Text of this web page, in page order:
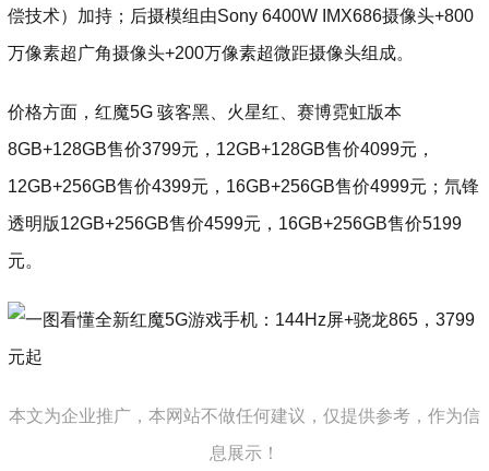
偿技术）加持；后摄模组由Sony 6400W IMX686摄像头+800
万像素超广角摄像头+200万像素超微距摄像头组成。
价格方面，红魔5G 骇客黑、火星红、赛博霓虹版本
8GB+128GB售价3799元，12GB+128GB售价4099元，
12GB+256GB售价4399元，16GB+256GB售价4999元 ；氘锋
透明版12GB+256GB售价4599元，16GB+256GB售价5199
元。
本文为企业推广，本网站不做任何建议，仅提供参考，作为信
息展示！